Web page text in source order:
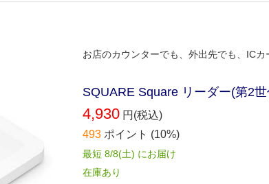
お店のカウンターでも、外出先でも、IC
SQUARE Square リーダー(第2
4,930 円(税込)
493 ポイント (10%)
最短 8/8(土) にお届け
在庫あり